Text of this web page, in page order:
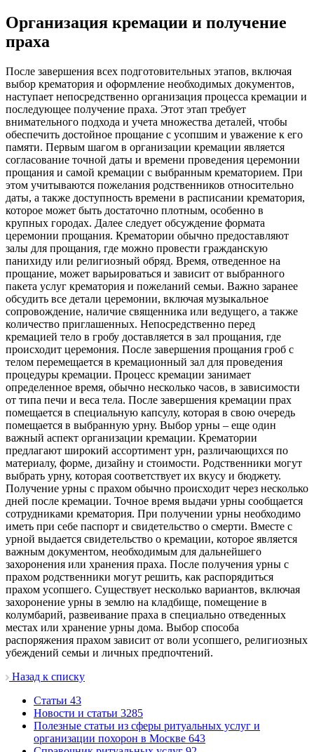
Организация кремации и получение
праха
После завершения всех подготовительных этапов, включая
выбор крематория и оформление необходимых документов,
наступает непосредственно организация процесса кремации и
последующее получение праха. Этот этап требует
внимательного подхода и учета множества деталей, чтобы
обеспечить достойное прощание с усопшим и уважение к его
памяти. Первым шагом в организации кремации является
согласование точной даты и времени проведения церемонии
прощания и самой кремации с выбранным крематорием. При
этом учитываются пожелания родственников относительно
даты, а также доступность времени в расписании крематория,
которое может быть достаточно плотным, особенно в
крупных городах. Далее следует обсуждение формата
церемонии прощания. Крематории обычно предоставляют
залы для прощания, где можно провести гражданскую
панихиду или религиозный обряд. Время, отведенное на
прощание, может варьироваться и зависит от выбранного
пакета услуг крематория и пожеланий семьи. Важно заранее
обсудить все детали церемонии, включая музыкальное
сопровождение, наличие священника или ведущего, а также
количество приглашенных. Непосредственно перед
кремацией тело в гробу доставляется в зал прощания, где
происходит церемония. После завершения прощания гроб с
телом перемещается в кремационный зал для проведения
процедуры кремации. Процесс кремации занимает
определенное время, обычно несколько часов, в зависимости
от типа печи и веса тела. После завершения кремации прах
помещается в специальную капсулу, которая в свою очередь
помещается в выбранную урну. Выбор урны – еще один
важный аспект организации кремации. Крематории
предлагают широкий ассортимент урн, различающихся по
материалу, форме, дизайну и стоимости. Родственники могут
выбрать урну, которая соответствует их вкусу и бюджету.
Получение урны с прахом обычно происходит через несколько
дней после кремации. Точное время выдачи урны сообщается
сотрудниками крематория. При получении урны необходимо
иметь при себе паспорт и свидетельство о смерти. Вместе с
урной выдается свидетельство о кремации, которое является
важным документом, необходимым для дальнейшего
захоронения или хранения праха. После получения урны с
прахом родственники могут решить, как распорядиться
прахом усопшего. Существует несколько вариантов, включая
захоронение урны в землю на кладбище, помещение в
колумбарий, развеивание праха в специально отведенных
местах или хранение урны дома. Выбор способа
распоряжения прахом зависит от воли усопшего, религиозных
убеждений семьи и личных предпочтений.
Назад к списку
Cтатьи 43
Новости и статьи 3285
Полезные статьи из сферы ритуальных услуг и
организации похорон в Москве 643